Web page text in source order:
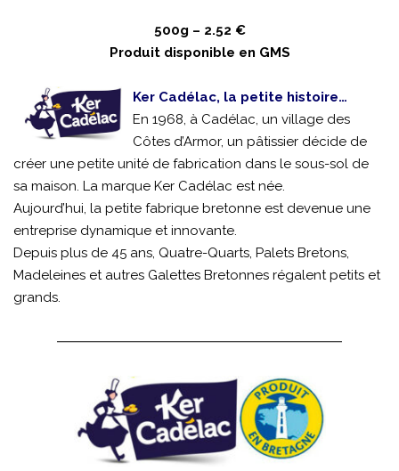
500g – 2.52 €
Produit disponible en GMS
Ker Cadélac, la petite histoire…
En 1968, à Cadélac, un village des
Côtes d’Armor, un pâtissier décide de
créer une petite unité de fabrication dans le sous-sol de
sa maison. La marque Ker Cadélac est née.
Aujourd’hui, la petite fabrique bretonne est devenue une
entreprise dynamique et innovante.
Depuis plus de 45 ans, Quatre-Quarts, Palets Bretons,
Madeleines et autres Galettes Bretonnes régalent petits et
grands.